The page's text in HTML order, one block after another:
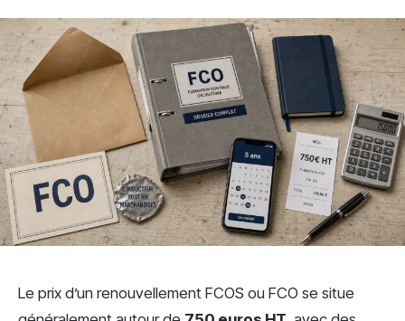
Le prix d’un renouvellement FCOS ou FCO se situe